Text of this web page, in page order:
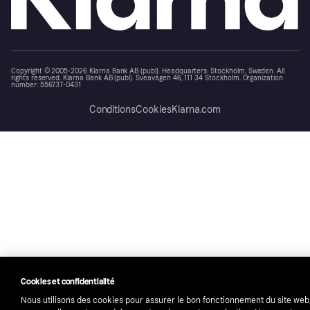
Copyright © 2005-2026 Klarna Bank AB (publ). Headquarters: Stockholm, Sweden. All
rights reserved. Klarna Bank AB (publ). Sveavägen 46, 111 34 Stockholm. Organization
number: 556737-0431
ConditionsCookiesKlarna.com
Cookies et confidentialité
Nous utilisons des cookies pour assurer le bon fonctionnement du site